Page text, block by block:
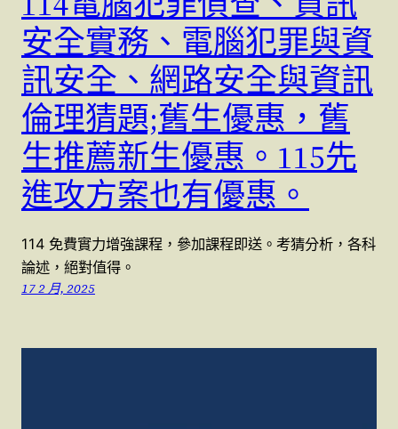
安全實務、電腦犯罪與資
訊安全、網路安全與資訊
倫理猜題;舊生優惠，舊
生推薦新生優惠。115先
進攻方案也有優惠。
114 免費實力增強課程，參加課程即送。考猜分析，各科
論述，絕對值得。
17 2 月, 2025